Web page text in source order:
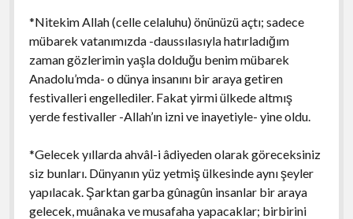
*Nitekim Allah (celle celaluhu) önünüzü açtı; sadece
mübarek vatanımızda -daussılasıyla hatırladığım
zaman gözlerimin yaşla dolduğu benim mübarek
Anadolu’mda- o dünya insanını bir araya getiren
festivalleri engellediler. Fakat yirmi ülkede altmış
yerde festivaller -Allah’ın izni ve inayetiyle- yine oldu.
*Gelecek yıllarda ahvâl-i âdiyeden olarak göreceksiniz
siz bunları. Dünyanın yüz yetmiş ülkesinde aynı şeyler
yapılacak. Şarktan garba gûnagûn insanlar bir araya
gelecek, muânaka ve musafaha yapacaklar; birbirini